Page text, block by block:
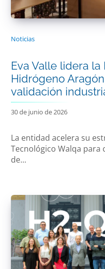
Noticias
Eva Valle lidera la
Hidrógeno
validación
30 de junio de 2026
La entidad acelera su
Tecnológico Walqa
de...